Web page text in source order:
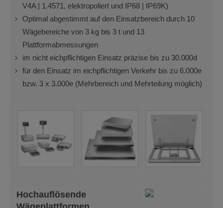
V4A | 1.4571, elektropoliert und IP68 | IP69K)
Optimal abgestimmt auf den Einsatzbereich durch 10
Wägebereiche von 3 kg bis 3 t und 13
Plattformabmessungen
im nicht eichpflichtigen Einsatz präzise bis zu 30.000d
für den Einsatz im eichpflichtigen Verkehr bis zu 6.000e
bzw. 3 x 3.000e (Mehrbereich und Mehrteilung möglich)
Hochauflösende